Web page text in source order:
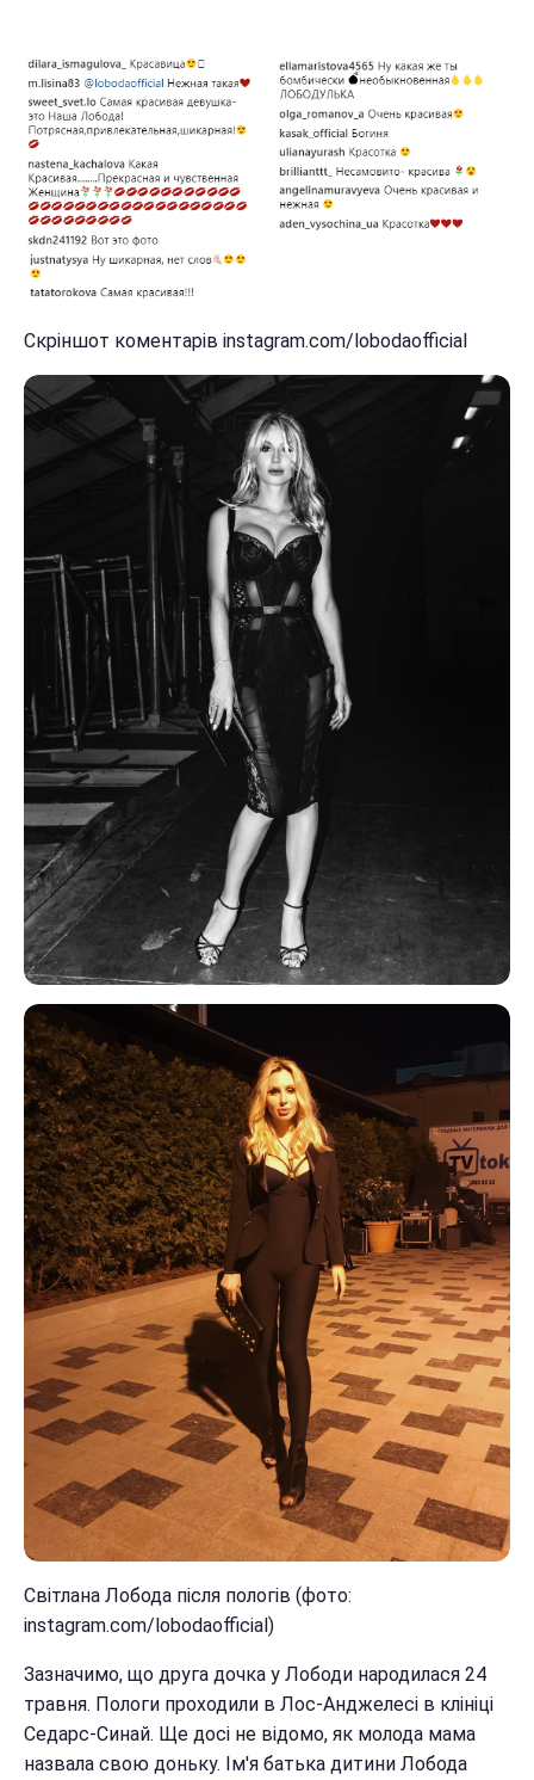
Скріншот коментарів instagram.com/lobodaofficial
Світлана Лобода після пологів (фото:
instagram.com/lobodaofficial)
Зазначимо, що друга дочка у Лободи народилася 24
травня. Пологи проходили в Лос-Анджелесі в клініці
Седарс-Синай. Ще досі не відомо, як молода мама
назвала свою доньку. Ім'я батька дитини Лобода